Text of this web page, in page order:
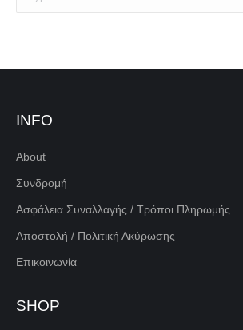
INFO
About
Συνδρομή
Ασφάλεια Συναλλαγής / Τρόποι Πληρωμής
Αποστολή / Πολιτική Ακύρωσης
Επικοινωνία
SHOP